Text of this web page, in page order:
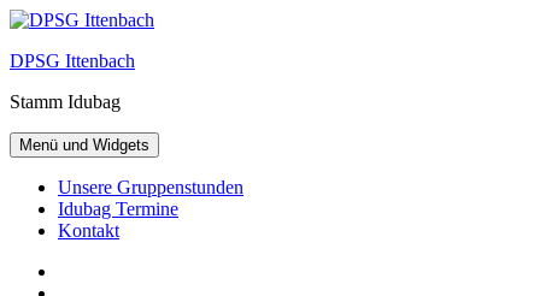
Zum
springen
DPSG Ittenbach
Stamm Idubag
Menü und Widgets
Unsere Gruppenstunden
Idubag Termine
Kontakt